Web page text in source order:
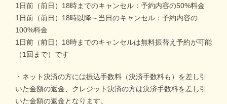
1日前（前日）18時までのキャンセル：予約内容の50%料金
1日前（前日）18時以降～当日のキャンセル：予約内容の
100%料金
1日前（前日）18時までのキャンセルは無料振替え予約が可能
（1回まで）です
・ネット決済の方には振込手数料（決済手数料も）を差し引
いた金額の返金、クレジット決済の方は決済手数料を差し引
いた金額の返金となります。